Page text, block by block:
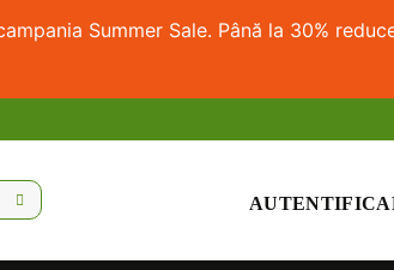
Summer Sale. Până la 30%